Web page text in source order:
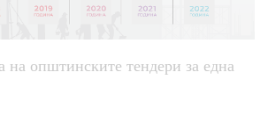
на општинските тендери за една